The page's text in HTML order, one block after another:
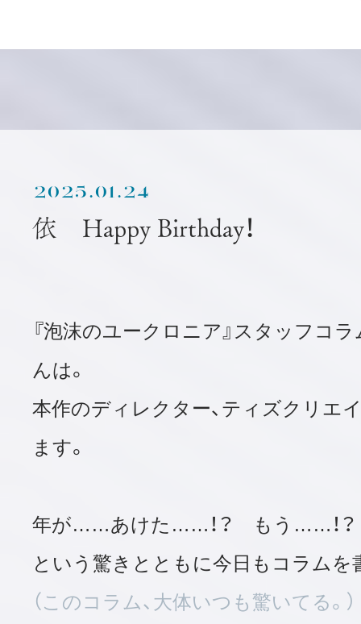
2025.01.24
依 Happy Birthday！
『泡沫のユークロニア』スタッフコ
んは。
本作のディレクター、ティズクリエ
ます。
年が……あけた……！？ もう……！？
という驚きとともに今日もコラムを
（このコラム、大体いつも驚いてる。）